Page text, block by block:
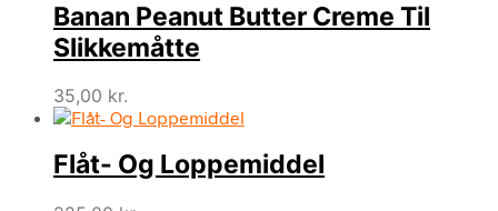
var:
99,00 kr..
er:
89,00 kr..
Banan Peanut Butter Creme Til
Slikkemåtte
35,00 kr.
Flåt- Og Loppemiddel